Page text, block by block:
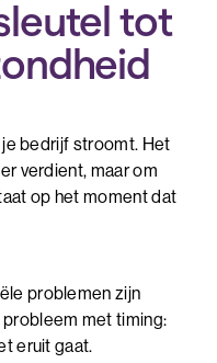
tot
bedrijf stroomt. Het
verdient, maar om
op het moment dat
problemen zijn
met timing:
eruit gaat.